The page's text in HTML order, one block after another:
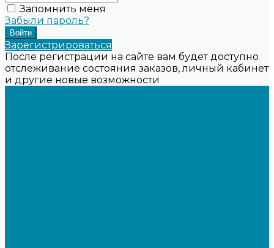
Запомнить меня
Забыли пароль?
Зарегистрироваться
После регистрации на сайте вам будет доступно
отслеживание состояния заказов, личный кабинет
и другие новые возможности